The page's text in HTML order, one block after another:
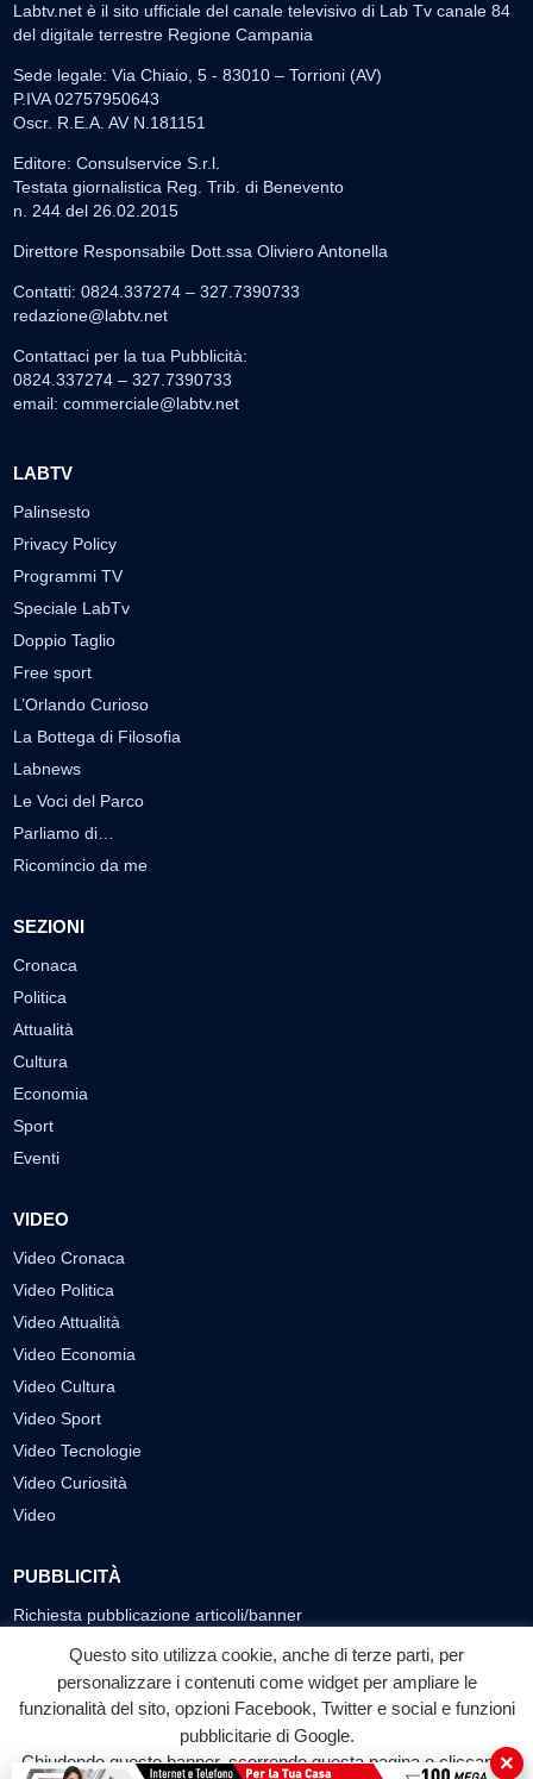
Labtv.net è il sito ufficiale del canale televisivo di Lab Tv canale 84
del digitale terrestre Regione Campania
Sede legale: Via Chiaio, 5 - 83010 – Torrioni (AV)
P.IVA 02757950643
Oscr. R.E.A. AV N.181151
Editore: Consulservice S.r.l.
Testata giornalistica Reg. Trib. di Benevento
n. 244 del 26.02.2015
Direttore Responsabile Dott.ssa Oliviero Antonella
Contatti: 0824.337274 – 327.7390733
redazione@labtv.net
Contattaci per la tua Pubblicità:
0824.337274 – 327.7390733
email: commerciale@labtv.net
LABTV
Palinsesto
Privacy Policy
Programmi TV
Speciale LabTv
Doppio Taglio
Free sport
L’Orlando Curioso
La Bottega di Filosofia
Labnews
Le Voci del Parco
Parliamo di…
Ricomincio da me
SEZIONI
Cronaca
Politica
Attualità
Cultura
Economia
Sport
Eventi
VIDEO
Video Cronaca
Video Politica
Video Attualità
Video Economia
Video Cultura
Video Sport
Video Tecnologie
Video Curiosità
Video
PUBBLICITÀ
Richiesta pubblicazione articoli/banner
SEGUICI SUI SOCIAL
f
Facebook
◎ ▶
YouTube
Questo sito utilizza cookie, anche di terze parti, per
personalizzare i contenuti come widget per ampliare le
funzionalità del sito, opzioni Facebook, Twitter e social e funzioni
pubblicitarie di Google.
Chiudendo questo banner, scorrendo questa pagina o cliccando
×